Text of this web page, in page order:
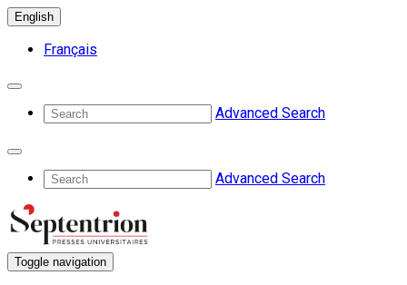
English
Français
Advanced Search
Advanced Search
Toggle navigation